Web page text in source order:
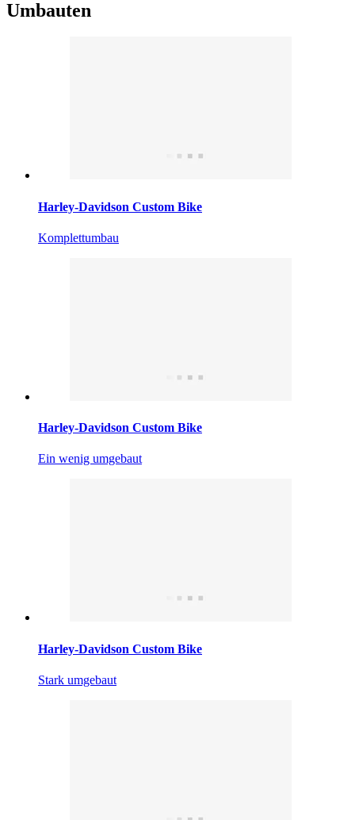
Umbauten
Harley-Davidson Custom Bike
Komplettumbau
Harley-Davidson Custom Bike
Ein wenig umgebaut
Harley-Davidson Custom Bike
Stark umgebaut